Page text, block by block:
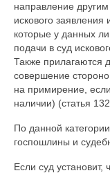
направление
искового
которые у данных
подачи в суд
Также прилагаются
совершение
на примирение,
наличии) (статья
По данной
госпошлины и
Если суд установит,